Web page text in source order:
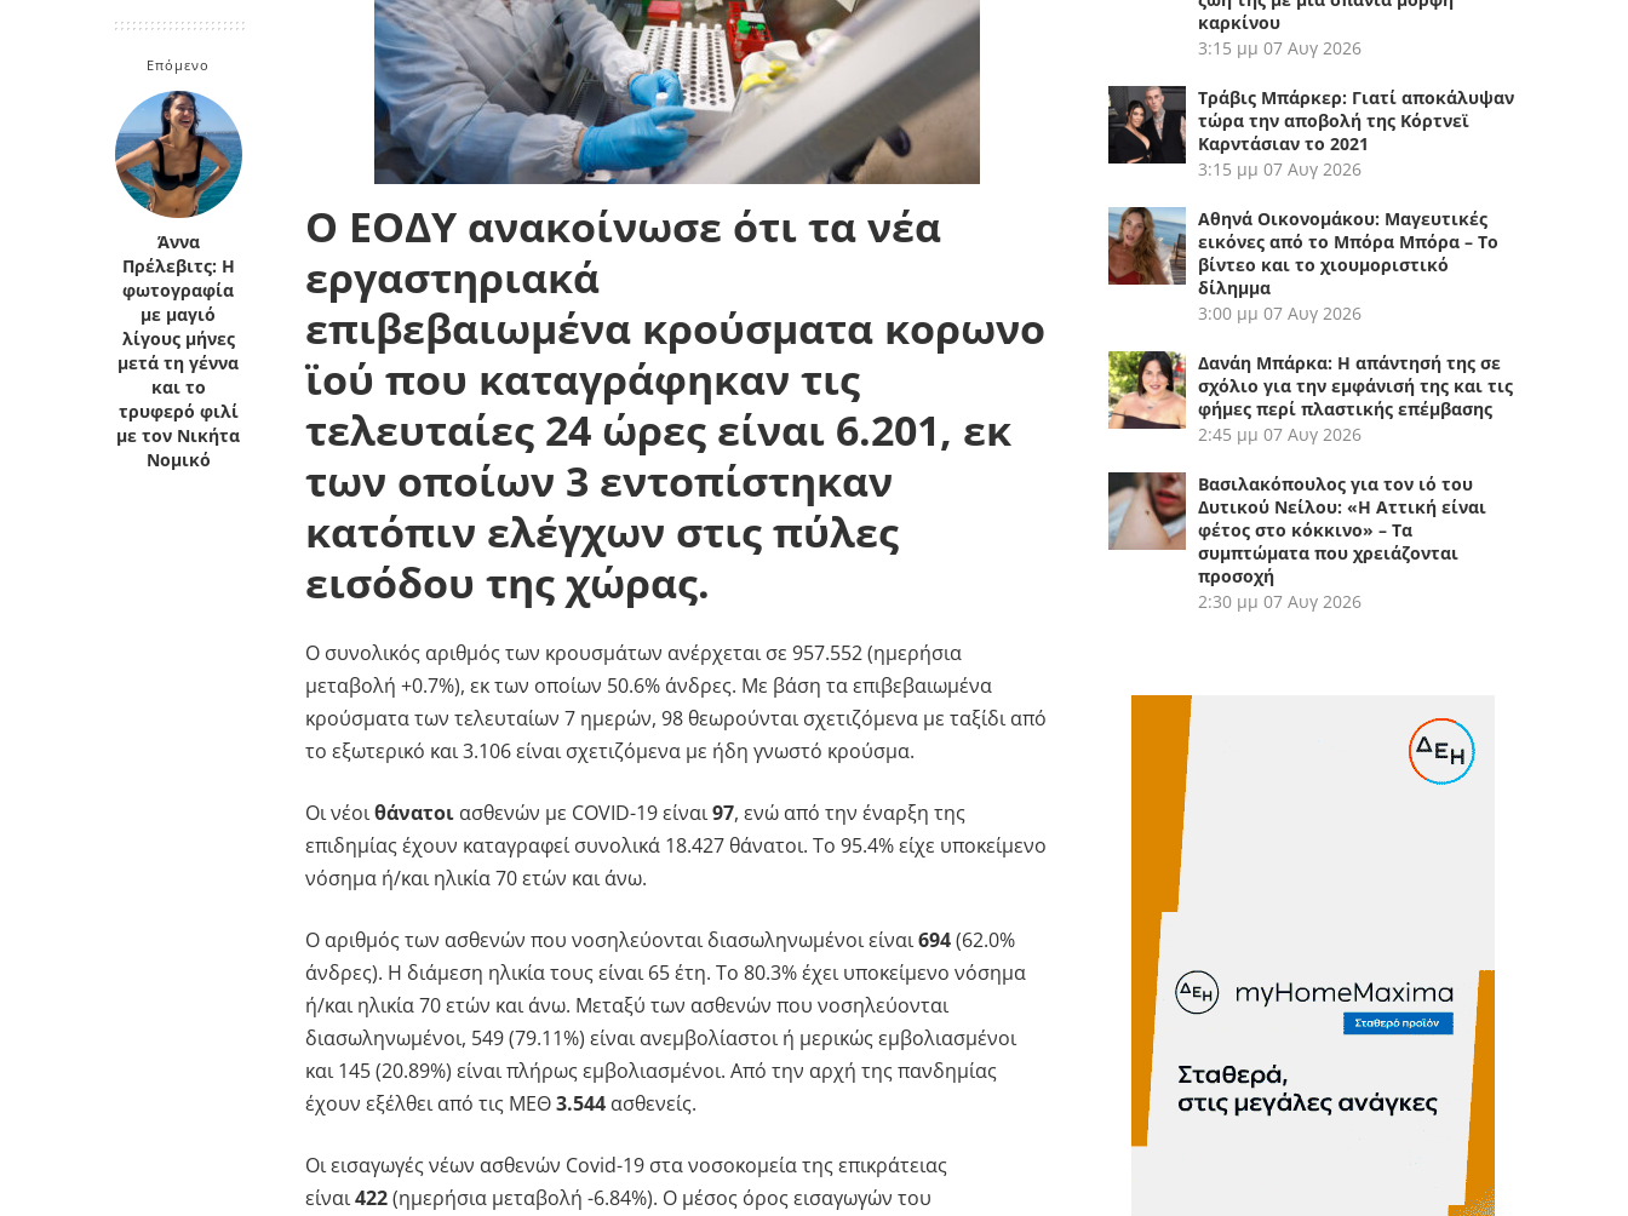
Κρήτη
Κυκλάδες
Πελοπόννησος
Πελοπόννησος
Επόμενο
Άννα
Πρέλεβιτς: Η
φωτογραφία
με μαγιό
λίγους μήνες
μετά τη γέννα
και το
τρυφερό φιλί
με τον Νικήτα
Νομικό
Ο ΕΟΔΥ ανακοίνωσε ότι τα νέα
εργαστηριακά
επιβεβαιωμένα κρούσματα κορωνο
ϊού που καταγράφηκαν τις
τελευταίες 24 ώρες είναι 6.201, εκ
των οποίων 3 εντοπίστηκαν
κατόπιν ελέγχων στις πύλες
εισόδου της χώρας.
Ο συνολικός αριθμός των κρουσμάτων ανέρχεται σε 957.552 (ημερήσια
μεταβολή +0.7%), εκ των οποίων 50.6% άνδρες. Με βάση τα επιβεβαιωμένα
κρούσματα των τελευταίων 7 ημερών, 98 θεωρούνται σχετιζόμενα με ταξίδι από
το εξωτερικό και 3.106 είναι σχετιζόμενα με ήδη γνωστό κρούσμα.
Οι νέοιθάνατοι ασθενών με COVID-19 είναι97, ενώ από την έναρξη της
επιδημίας έχουν καταγραφεί συνολικά 18.427 θάνατοι. Το 95.4% είχε υποκείμενο
νόσημα ή/και ηλικία 70 ετών και άνω.
Ο αριθμός των ασθενών που νοσηλεύονται διασωληνωμένοι είναι694(62.0%
άνδρες). Η διάμεση ηλικία τους είναι 65 έτη. To 80.3% έχει υποκείμενο νόσημα
ή/και ηλικία 70 ετών και άνω. Μεταξύ των ασθενών που νοσηλεύονται
διασωληνωμένοι, 549 (79.11%) είναι ανεμβολίαστοι ή μερικώς εμβολιασμένοι
και 145 (20.89%) είναι πλήρως εμβολιασμένοι. Από την αρχή της πανδημίας
έχουν εξέλθει από τις ΜΕΘ3.544 ασθενείς.
Οι εισαγωγές νέων ασθενών Covid-19 στα νοσοκομεία της επικράτειας
είναι422(ημερήσια μεταβολή -6.84%). Ο μέσος όρος εισαγωγών του
καρκίνου
3:15 μμ 07 Αυγ 2026
Τράβις Μπάρκερ: Γιατί αποκάλυψαν
τώρα την αποβολή της Κόρτνεϊ
Καρντάσιαν το 2021
3:15 μμ 07 Αυγ 2026
Αθηνά Οικονομάκου: Μαγευτικές
εικόνες από το Μπόρα Μπόρα – Το
βίντεο και το χιουμοριστικό
δίλημμα
3:00 μμ 07 Αυγ 2026
Δανάη Μπάρκα: Η απάντησή της σε
σχόλιο για την εμφάνισή της και τις
φήμες περί πλαστικής επέμβασης
2:45 μμ 07 Αυγ 2026
Βασιλακόπουλος για τον ιό του
Δυτικού Νείλου: «Η Αττική είναι
φέτος στο κόκκινο» – Τα
συμπτώματα που χρειάζονται
προσοχή
2:30 μμ 07 Αυγ 2026